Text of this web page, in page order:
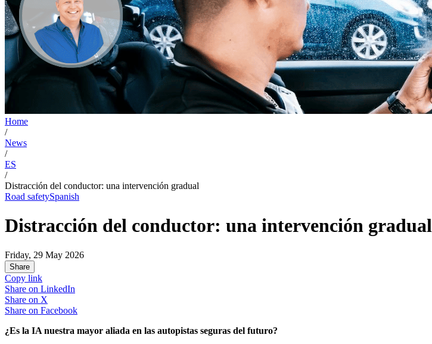
Home
/
News
/
ES
/
Distracción del conductor: una intervención gradual
Road safetySpanish
Distracción del conductor: una intervención gradual
Friday, 29 May 2026
Share
Copy link
Share on LinkedIn
Share on X
Share on Facebook
¿Es la IA nuestra mayor aliada en las autopistas seguras del futuro?